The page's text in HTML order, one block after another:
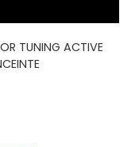
TUNING ACTIVE